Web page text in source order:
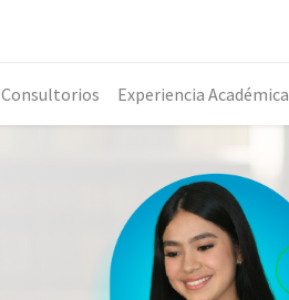
Consultorios Experiencia Académica